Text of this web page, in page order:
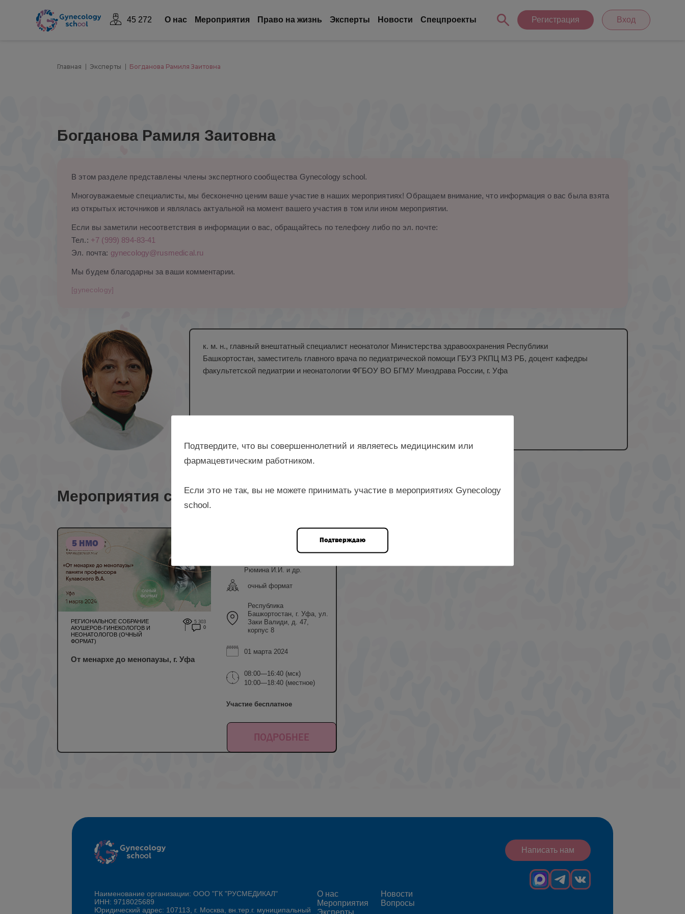
45 272 О нас Mероприятия Право на жизнь Эксперты Новости Спецпроекты Регистрация Вход
Главная Эксперты Богданова Рамиля Заитовна
Богданова Рамиля Заитовна
В этом разделе представлены члены экспертного сообщества Gynecology school.
Многоуважаемые специалисты, мы бесконечно ценим ваше участие в наших мероприятиях! Обращаем внимание, что информация о вас была взята
из открытых источников и являлась актуальной на момент вашего участия в том или ином мероприятии.
Если вы заметили несоответствия в информации о вас, обращайтесь по телефону либо по эл. почте:
Тел.: +7 (999) 894-83-41
Эл. почта: gynecology@rusmedical.ru
Мы будем благодарны за ваши комментарии.
[gynecology]
к. м. н., главный внештатный специалист неонатолог Министерства здравоохранения Республики
Башкортостан, заместитель главного врача по педиатрической помощи ГБУЗ РКПЦ МЗ РБ, доцент кафедры
факультетской педиатрии и неонатологии ФГБОУ ВО БГМУ Минздрава России, г. Уфа
Мероприятия с лектором
5 НМО
РЕГИОНАЛЬНОЕ СОБРАНИЕ
АКУШЕРОВ-ГИНЕКОЛОГОВ И
НЕОНАТОЛОГОВ (ОЧНЫЙ
ФОРМАТ)
5 303
0
От менархе до менопаузы, г. Уфа
Фаткуллина И.Б.,
Рюмина И.И. и др.
очный формат
Республика
Башкортостан, г. Уфа, ул.
Заки Валиди, д. 47,
корпус 8
01 марта 2024
08:00—16:40 (мск)
10:00—18:40 (местное)
Участие бесплатное
ПОДРОБНЕЕ
Написать нам
Наименование организации: ООО "ГК "РУСМЕДИКАЛ"
ИНН: 9718025689
Юридический адрес: 107113, г. Москва, вн.тер.г. муниципальный
О нас
Мероприятия
Эксперты
Новости
Вопросы
Подтвердите, что вы совершеннолетний и являетесь медицинским или
фармацевтическим работником.
Если это не так, вы не можете принимать участие в мероприятиях Gynecology
school.
Подтверждаю